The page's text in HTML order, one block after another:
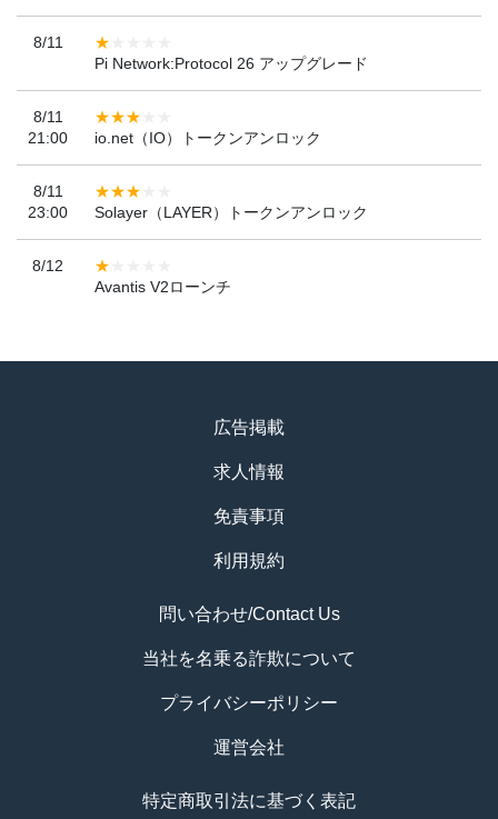
8/11
Pi Network:Protocol 26 アップグレード
8/11
21:00
io.net（IO）トークンアンロック
8/11
23:00
Solayer（LAYER）トークンアンロック
8/12
Avantis V2ローンチ
広告掲載
求人情報
免責事項
利用規約
問い合わせ/Contact Us
当社を名乗る詐欺について
プライバシーポリシー
運営会社
特定商取引法に基づく表記